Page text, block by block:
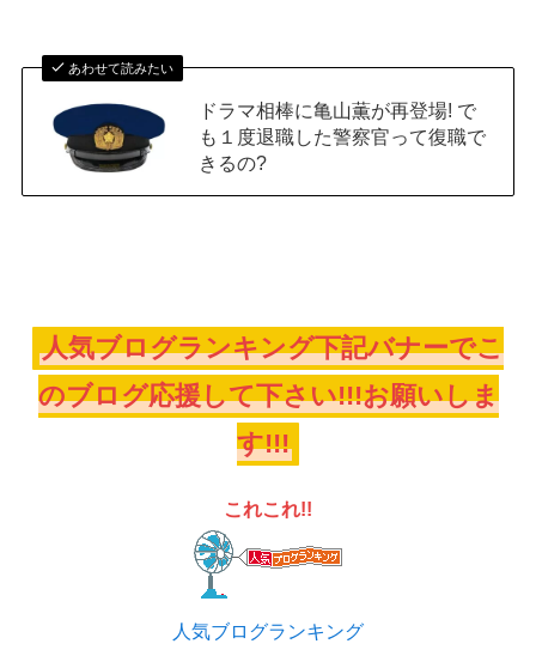
あわせて読みたい
ドラマ相棒に亀山薫が再登場! で
も１度退職した警察官って復職で
きるの?
人気ブログランキング下記バナーでこ
のブログ応援して下さい!!!お願いしま
す!!!
これこれ!!
人気ブログランキング